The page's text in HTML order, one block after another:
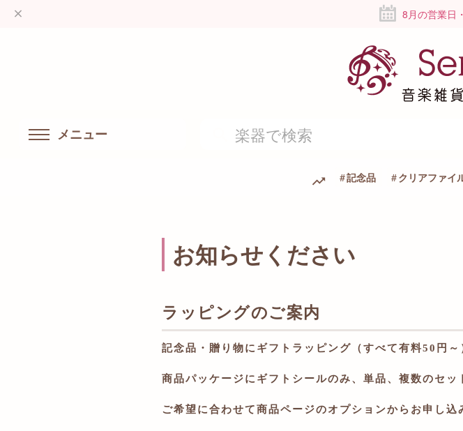
8月の営業日
メニュー
記念品 クリアファイ
お知らせください
ラッピングのご案内
記念品・贈り物にギフトラッピング（すべて有料50 円～
商品パッケージにギフトシールのみ、単品、複数のセッ
ご希望に合わせて商品ページのオプションからお申し込